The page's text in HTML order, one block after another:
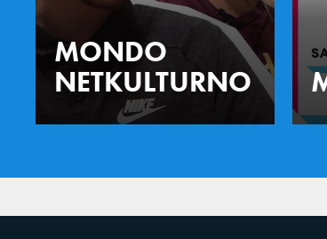
MONDO
NETKULTURNO